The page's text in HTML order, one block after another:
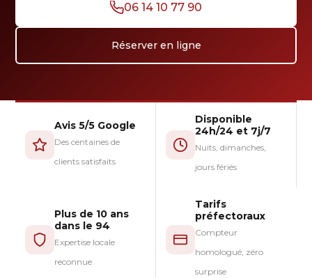
06 14 10 77 90
Réserver en ligne
Avis 5/5 Google
Des centaines de
clients satisfaits
Disponible
24h/24 et 7j/7
Nuits, dimanches,
jours fériés
Plus de 10 ans
dans le 94
Expertise locale
reconnue
Tarifs
préfectoraux
Compteur
homologué, zéro
surprise